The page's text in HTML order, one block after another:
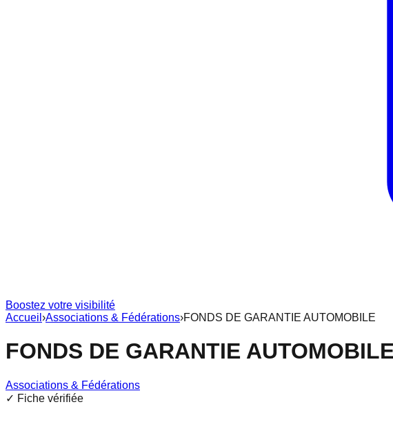
Boostez votre visibilité
Accueil ›Associations & Fédérations›FONDS DE GARANTIE AUTOMOBILE
FONDS DE GARANTIE AUTOMOBILE
Associations & Fédérations
✓ Fiche vérifiée